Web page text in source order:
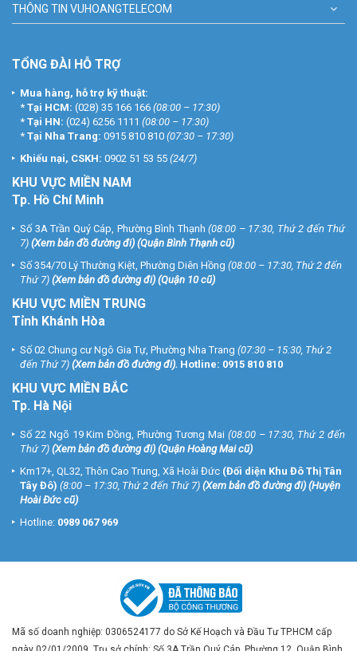
THÔNG TIN VUHOANGTELECOM
TỔNG ĐÀI HỖ TRỢ
Mua hàng, hỗ trợ kỹ thuật:
* Tại HCM: (028) 35 166 166 (08:00 – 17:30)
* Tại HN: (024) 6256 1111 (08:00 – 17:30)
* Tại Nha Trang: 0915 810 810 (07:30 – 17:30)
Khiếu nại, CSKH: 0902 51 53 55 (24/7)
KHU VỰC MIỀN NAM
Tp. Hồ Chí Minh
Số 3A Trần Quý Cáp, Phường Bình Thạnh (08:00 – 17:30, Thứ 2 đến Thứ
7) (Xem bản đồ đường đi) (Quận Bình Thạnh cũ)
Số 354/70 Lý Thường Kiệt, Phường Diên Hồng (08:00 – 17:30, Thứ 2 đến
Thứ 7) (Xem bản đồ đường đi) (Quận 10 cũ)
KHU VỰC MIỀN TRUNG
Tỉnh Khánh Hòa
Số 02 Chung cư Ngô Gia Tự, Phường Nha Trang (07:30 – 15:30, Thứ 2
đến Thứ 7) (Xem bản đồ đường đi). Hotline: 0915 810 810
KHU VỰC MIỀN BẮC
Tp. Hà Nội
Số 22 Ngõ 19 Kim Đồng, Phường Tương Mai (08:00 – 17:30, Thứ 2 đến
Thứ 7) (Xem bản đồ đường đi) (Quận Hoàng Mai cũ)
Km17+, QL32, Thôn Cao Trung, Xã Hoài Đức (Đối diện Khu Đô Thị Tân
Tây Đô) (8:00 – 17:30, Thứ 2 đến Thứ 7) (Xem bản đồ đường đi) (Huyện
Hoài Đức cũ)
Hotline: 0989 067 969
Mã số doanh nghiệp: 0306524177 do Sở Kế Hoạch và Đầu Tư TP.HCM cấp